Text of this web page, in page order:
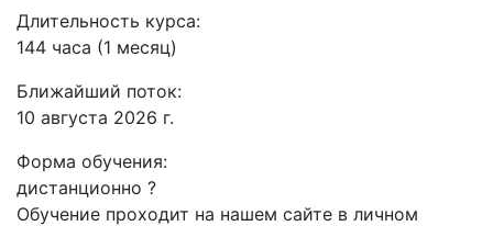
Длительность курса:
144 часа (1 месяц)
Ближайший поток:
10 августа 2026 г.
Форма обучения:
дистанционно ?
Обучение проходит на нашем сайте в личном